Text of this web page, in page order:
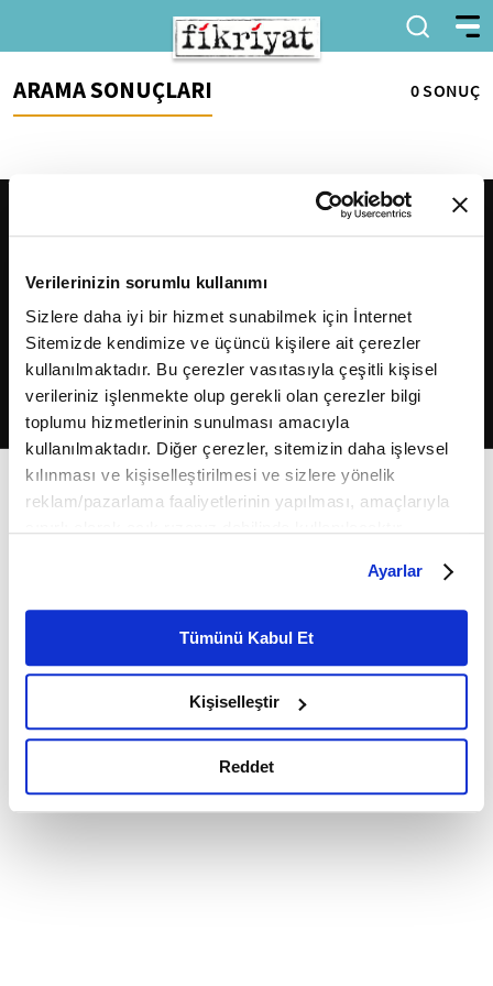
Verilerinizin sorumlu kullanımı
Sizlere daha iyi bir hizmet sunabilmek için İnternet
Sitemizde kendimize ve üçüncü kişilere ait çerezler
kullanılmaktadır. Bu çerezler vasıtasıyla çeşitli kişisel
verileriniz işlenmekte olup gerekli olan çerezler bilgi
toplumu hizmetlerinin sunulması amacıyla
kullanılmaktadır. Diğer çerezler, sitemizin daha işlevsel
kılınması ve kişiselleştirilmesi ve sizlere yönelik
reklam/pazarlama faaliyetlerinin yapılması, amaçlarıyla
belirleyebilirsiniz. Çerezlere ilişkin detaylı bilgi için
Ayarlar butonuna tıklayabilir,Çerez Bilgilendirme
Metnimizi ziyaret edebilirsiniz.
6698 sayılı Kişisel Verilerin Korunması Kanunu uyarınca
okumak ve sitemizi ziyaretiniz kapsamında
gerçekleştirilen veri işleme faaliyetleri ile ilgili daha
detaylı bilgi almak için lütfentıklayınız.
Ayarlar
Tümünü Kabul Et
Kişiselleştir
Reddet
ARAMA SONUÇLARI 0 SONUÇ
2026Fikriyat. Tüm hakları saklıdır.